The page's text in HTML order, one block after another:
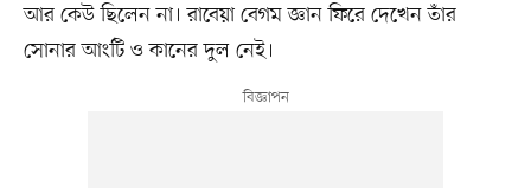
আর কেউ ছিলেন না। রাবেয়া বেগম জ্ঞান ফিরে দেখেন তাঁর
সোনার আংটি ও কানের দুল নেই।